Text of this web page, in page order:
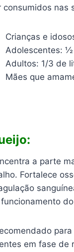
consumidos nas
Crianças e
Adolescentes:
Adultos: 1/3 de
Mães que
a parte
Fortalece
em fase de